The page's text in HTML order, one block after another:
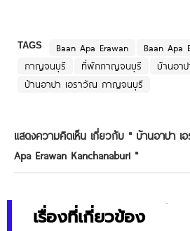
TAGS Baan Apa Erawan
Baan Apa
กาญจนบุรี
ที่พักกาญจนบุรี
บ้านอา
บ้านอาปา เอราวัณ กาญจนบุรี
แสดงความคิดเห็น เกี่ยวกับ " บ้านอาปา
Apa Erawan Kanchanaburi "
เรื่องที่เกี่ยวข้อง